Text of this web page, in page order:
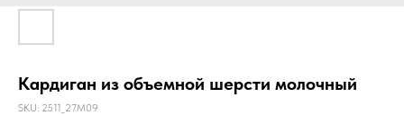
Кардиган из объемной шерсти молочный
SKU: 2511_27M09